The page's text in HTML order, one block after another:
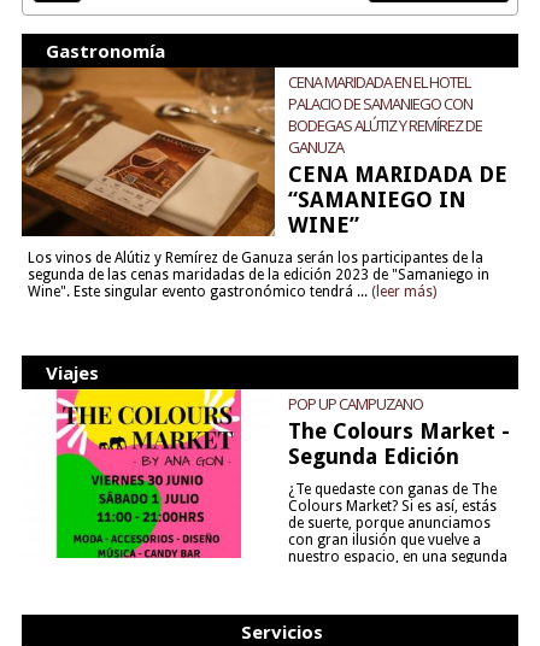
Gastronomía
CENA MARIDADA EN EL HOTEL
PALACIO DE SAMANIEGO CON
BODEGAS ALÚTIZ Y REMÍREZ DE
GANUZA
CENA MARIDADA DE
“SAMANIEGO IN
WINE”
Los vinos de Alútiz y Remírez de Ganuza serán los participantes de la
segunda de las cenas maridadas de la edición 2023 de "Samaniego in
Wine". Este singular evento gastronómico tendrá ... (leer más)
Viajes
POP UP CAMPUZANO
The Colours Market -
Segunda Edición
¿Te quedaste con ganas de The
Colours Market? Si es así, estás
de suerte, porque anunciamos
con gran ilusión que vuelve a
nuestro espacio, en una segunda
Servicios